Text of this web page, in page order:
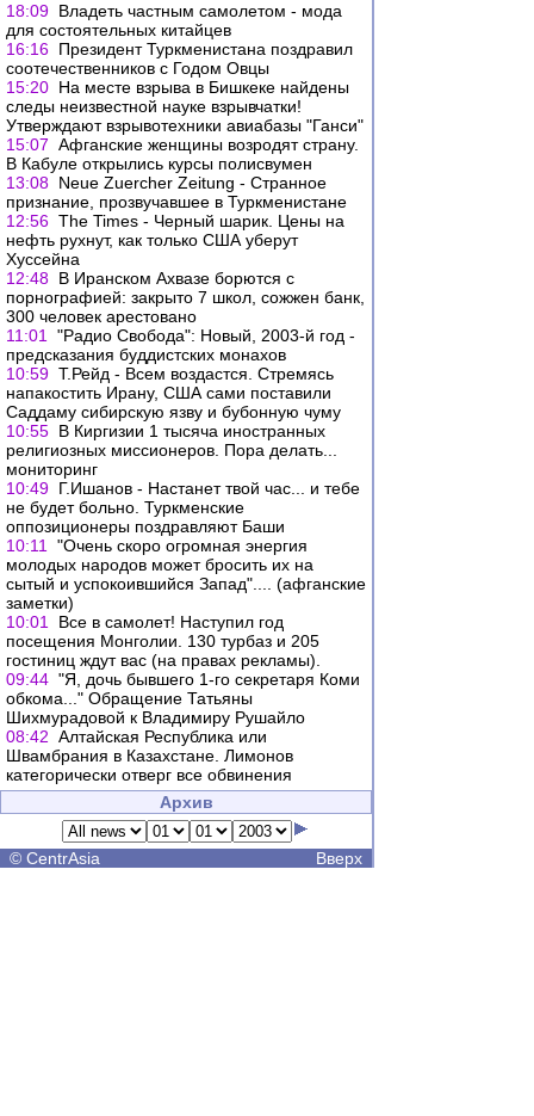
18:09 Владеть частным самолетом - мода
для состоятельных китайцев
16:16 Президент Туркменистана поздравил
соотечественников с Годом Овцы
15:20 На месте взрыва в Бишкеке найдены
следы неизвестной науке взрывчатки!
Утверждают взрывотехники авиабазы "Ганси"
15:07 Афганские женщины возродят страну.
В Кабуле открылись курсы полисвумен
13:08 Neue Zuercher Zeitung - Странное
признание, прозвучавшее в Туркменистане
12:56 The Times - Черный шарик. Цены на
нефть рухнут, как только США уберут
Хуссейна
12:48 В Иранском Ахвазе борются с
порнографией: закрыто 7 школ, сожжен банк,
300 человек арестовано
11:01
"Радио Свобода": Новый, 2003-й год -
предсказания буддистских монахов
10:59 Т.Рейд - Всем воздастся. Стремясь
напакостить Ирану, США сами поставили
Саддаму сибирскую язву и бубонную чуму
10:55 В Киргизии 1 тысяча иностранных
религиозных миссионеров. Пора делать...
мониторинг
10:49 Г.Ишанов - Настанет твой час... и тебе
не будет больно. Туркменские
оппозиционеры поздравляют Баши
10:11
"Очень скоро огромная энергия
молодых народов может бросить их на
сытый и успокоившийся Запад".... (афганские
заметки)
10:01
Все в самолет! Наступил год
посещения Монголии. 130 турбаз и 205
гостиниц ждут вас (на правах рекламы).
09:44 "Я, дочь бывшего 1-го секретаря Коми
обкома..." Обращение Татьяны
Шихмурадовой к Владимиру Рушайло
08:42 Алтайская Республика или
Швамбрания в Казахстане. Лимонов
категорически отверг все обвинения
Архив
© CentrAsia Вверх